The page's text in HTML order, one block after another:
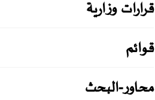
قرارات وزارية
قوائم
محاور-البحث